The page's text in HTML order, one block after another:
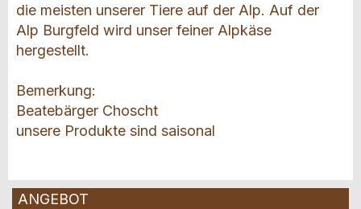
die meisten unserer Tiere auf der Alp. Auf der
Alp Burgfeld wird unser feiner Alpkäse
hergestellt.
Bemerkung:
Beatebärger Choscht
unsere Produkte sind saisonal
ANGEBOT